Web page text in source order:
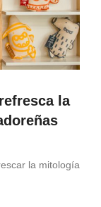
la
la mitología